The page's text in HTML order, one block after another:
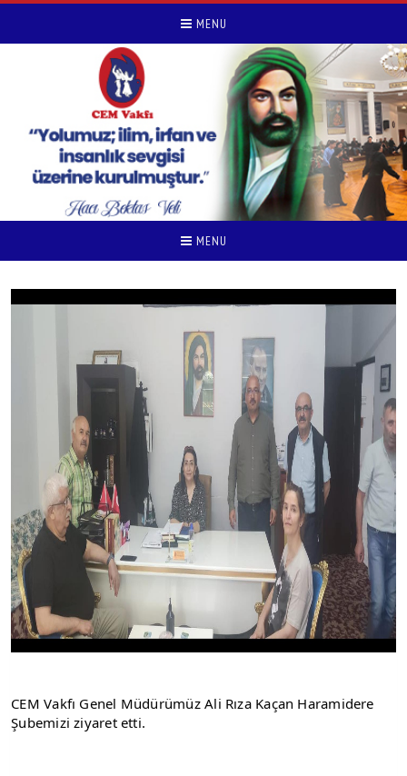
MENU
MENU
CEM Vakfı Genel Müdürümüz Ali Rıza Kaçan Haramidere
Şubemizi ziyaret etti.